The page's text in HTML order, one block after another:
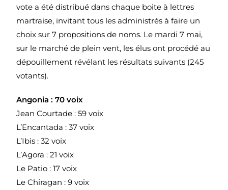
vote a été distribué dans chaque boite à lettres
martraise, invitant tous les administrés à faire un
choix sur 7 propositions de noms. Le mardi 7 mai,
sur le marché de plein vent, les élus ont procédé au
dépouillement révélant les résultats suivants (245
votants).
Angonia : 70 voix
Jean Courtade : 59 voix
L’Encantada : 37 voix
L’Ibis : 32 voix
L’Agora : 21 voix
Le Patio : 17 voix
Le Chiragan : 9 voix